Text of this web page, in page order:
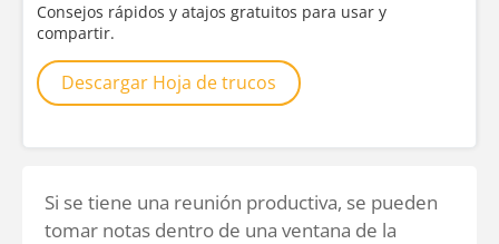
Consejos rápidos y atajos gratuitos para usar y
compartir.
Descargar Hoja de trucos
Si se tiene una reunión productiva, se pueden
tomar notas dentro de una ventana de la